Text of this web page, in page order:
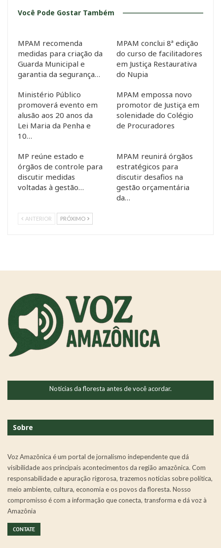
Você Pode Gostar Também
MPAM recomenda
medidas para criação da
Guarda Municipal e
garantia da segurança…
MPAM conclui 8ª edição
do curso de facilitadores
em Justiça Restaurativa
do Nupia
Ministério Público
promoverá evento em
alusão aos 20 anos da
Lei Maria da Penha e
10…
MPAM empossa novo
promotor de Justiça em
solenidade do Colégio
de Procuradores
MP reúne estado e
órgãos de controle para
discutir medidas
voltadas à gestão…
MPAM reunirá órgãos
estratégicos para
discutir desafios na
gestão orçamentária
da…
ANTERIOR PRÓXIMO
Notícias da floresta antes de você acordar.
Sobre
Voz Amazônica é um portal de jornalismo independente que dá
visibilidade aos principais acontecimentos da região amazônica. Com
responsabilidade e apuração rigorosa, trazemos notícias sobre política,
meio ambiente, cultura, economia e os povos da floresta. Nosso
compromisso é com a informação que conecta, transforma e dá voz à
Amazônia
CONTATE